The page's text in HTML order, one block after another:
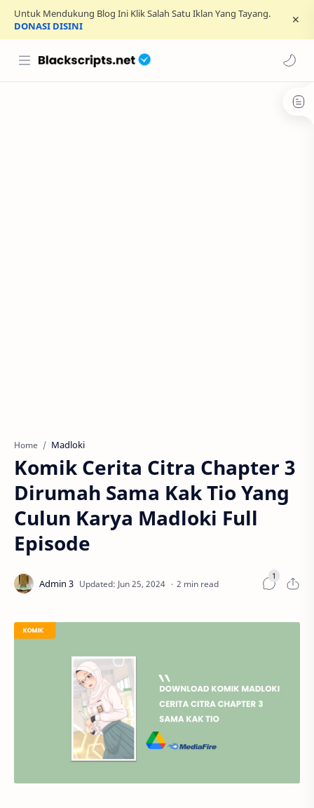
Untuk Mendukung Blog Ini Klik Salah Satu Iklan Yang Tayang.
DONASI DISINI
Home Madloki
Komik Cerita Citra Chapter 3
Dirumah Sama Kak Tio Yang
Culun Karya Madloki Full
Episode
2 min read